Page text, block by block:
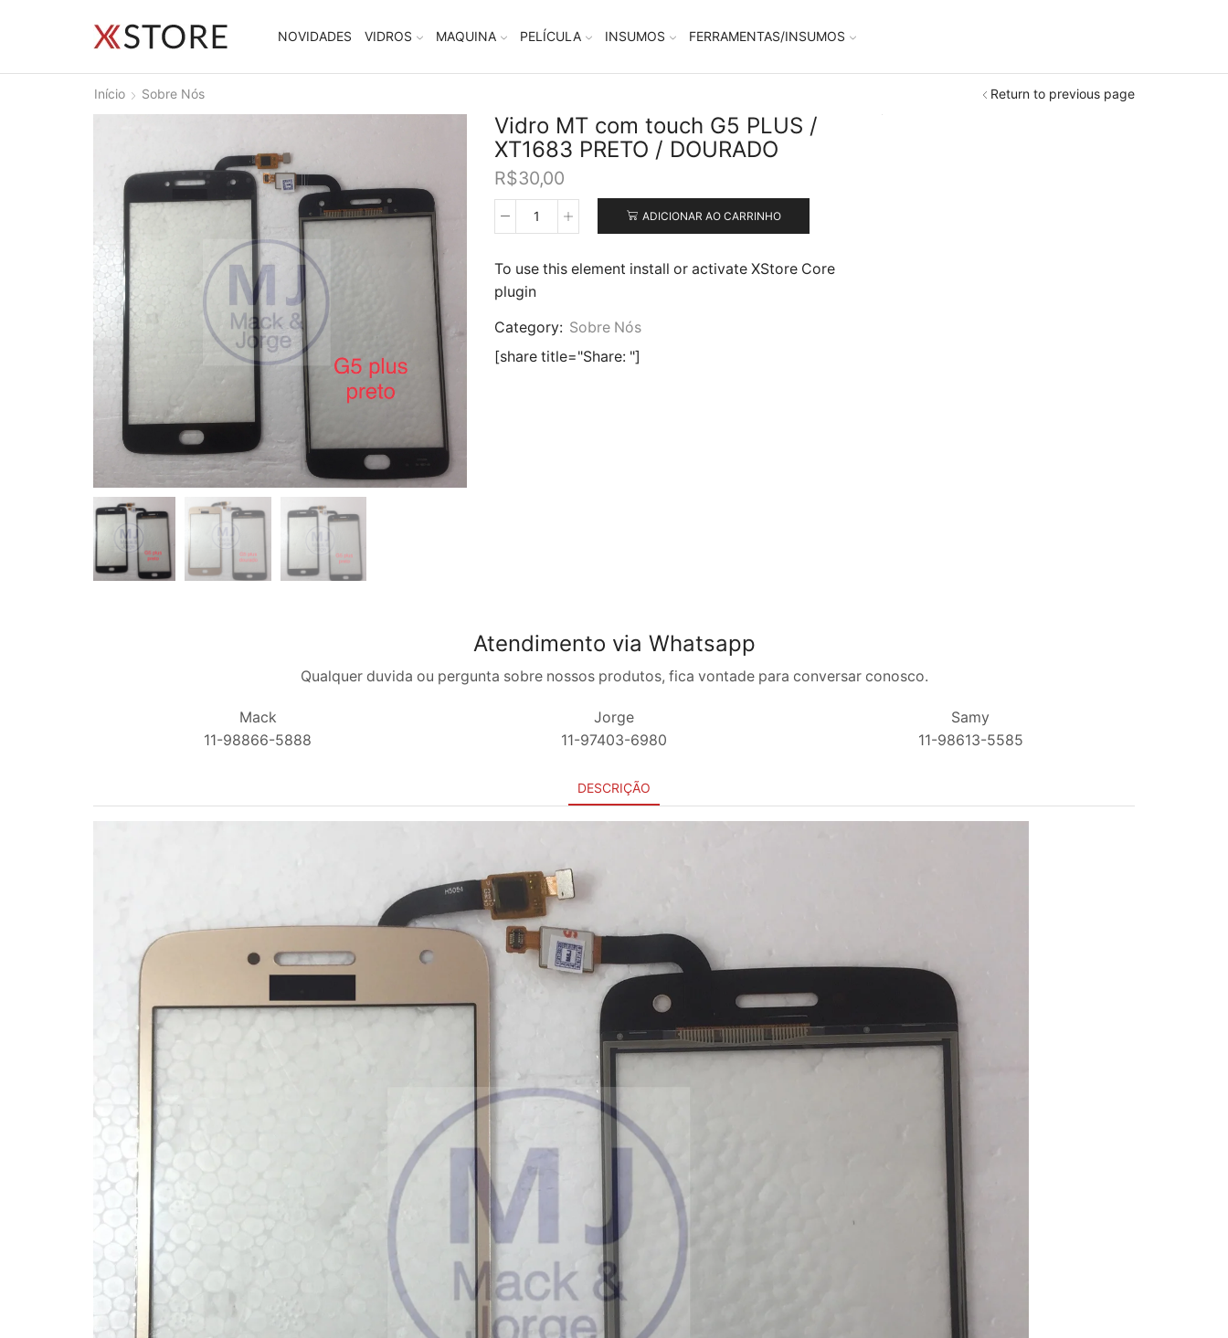
NOVIDADES VIDROS MAQUINA PELÍCULA INSUMOS FERRAMENTAS/INSUMOS
Início Sobre Nós Return to previous page
Vidro MT com touch G5 PLUS /
XT1683 PRETO / DOURADO
R$30,00
Vidro
com
touch
G5
/
XT1683
ADICIONAR AO CARRINHO
To use this element install or activate XStore Core
plugin
Category: Sobre Nós
[share title="Share: "]
Atendimento via Whatsapp
Qualquer duvida ou pergunta sobre nossos produtos, fica vontade para conversar conosco.
Mack
11-98866-5888
Jorge
11-97403-6980
Samy
11-98613-5585
DESCRIÇÃO